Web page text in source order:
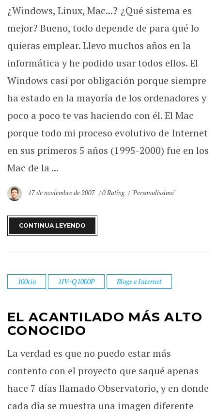
¿Windows, Linux, Mac...? ¿Qué sistema es
mejor? Bueno, todo depende de para qué lo
quieras emplear. Llevo muchos años en la
informática y he podido usar todos ellos. El
Windows casi por obligación porque siempre
ha estado en la mayoría de los ordenadores y
poco a poco te vas haciendo con él. El Mac
porque todo mi proceso evolutivo de Internet
en sus primeros 5 años (1995-2000) fue en los
Mac de la ...
17 de noviembre de 2007 0 Rating "Personalissimo"
CONTINUA LEYENDO
100cia 1IV+Q1000P Blogs e Internet
EL ACANTILADO MÁS ALTO
CONOCIDO
La verdad es que no puedo estar más
contento con el proyecto que saqué apenas
hace 7 días llamado Observatorio, y en donde
cada día se muestra una imagen diferente